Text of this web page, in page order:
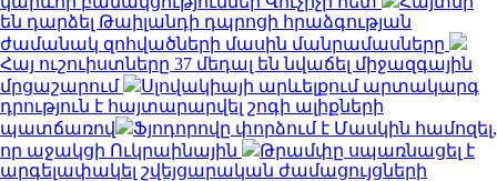
են դարձել Թաիլանդի դպրոցի հրաձգության
ժամանակ զոհվածների մասին մանրամասները
Հայ ուշուիստները 37 մեդալ են նվաճել միջազգային
մրցաշարում
Սլովակիայի արևելքում արտակարգ
դրություն է հայտարարվել շոգի ալիքների
պատճառով
Ֆյոդորովը փորձում է Մասկին համոզել,
որ աջակցի Ուկրաինային
Թրամփը սպառնացել է
արգելափակել շվեյցարական ժամացույցների